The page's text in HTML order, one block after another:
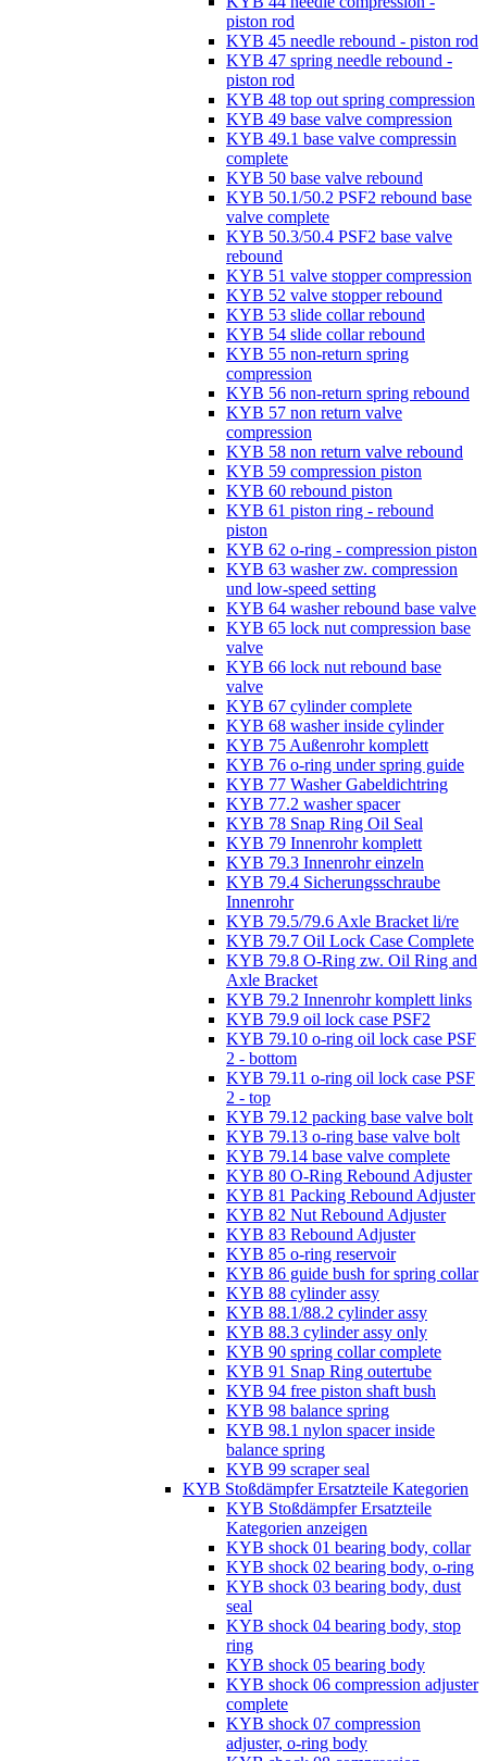
piston rod
KYB 45 needle rebound - piston rod
KYB 47 spring needle rebound -
piston rod
KYB 48 top out spring compression
KYB 49 base valve compression
KYB 49.1 base valve compressin
complete
KYB 50 base valve rebound
KYB 50.1/50.2 PSF2 rebound base
valve complete
KYB 50.3/50.4 PSF2 base valve
rebound
KYB 51 valve stopper compression
KYB 52 valve stopper rebound
KYB 53 slide collar rebound
KYB 54 slide collar rebound
KYB 55 non-return spring
compression
KYB 56 non-return spring rebound
KYB 57 non return valve
compression
KYB 58 non return valve rebound
KYB 59 compression piston
KYB 60 rebound piston
KYB 61 piston ring - rebound
piston
KYB 62 o-ring - compression piston
KYB 63 washer zw. compression
und low-speed setting
KYB 64 washer rebound base valve
KYB 65 lock nut compression base
valve
KYB 66 lock nut rebound base
valve
KYB 67 cylinder complete
KYB 68 washer inside cylinder
KYB 75 Außenrohr komplett
KYB 76 o-ring under spring guide
KYB 77 Washer Gabeldichtring
KYB 77.2 washer spacer
KYB 78 Snap Ring Oil Seal
KYB 79 Innenrohr komplett
KYB 79.3 Innenrohr einzeln
KYB 79.4 Sicherungsschraube
Innenrohr
KYB 79.5/79.6 Axle Bracket li/re
KYB 79.7 Oil Lock Case Complete
KYB 79.8 O-Ring zw. Oil Ring and
Axle Bracket
KYB 79.2 Innenrohr komplett links
KYB 79.9 oil lock case PSF2
KYB 79.10 o-ring oil lock case PSF
2 - bottom
KYB 79.11 o-ring oil lock case PSF
2 - top
KYB 79.12 packing base valve bolt
KYB 79.13 o-ring base valve bolt
KYB 79.14 base valve complete
KYB 80 O-Ring Rebound Adjuster
KYB 81 Packing Rebound Adjuster
KYB 82 Nut Rebound Adjuster
KYB 83 Rebound Adjuster
KYB 85 o-ring reservoir
KYB 86 guide bush for spring collar
KYB 88 cylinder assy
KYB 88.1/88.2 cylinder assy
KYB 88.3 cylinder assy only
KYB 90 spring collar complete
KYB 91 Snap Ring outertube
KYB 94 free piston shaft bush
KYB 98 balance spring
KYB 98.1 nylon spacer inside
balance spring
KYB 99 scraper seal
KYB Stoßdämpfer Ersatzteile Kategorien
KYB Stoßdämpfer Ersatzteile
Kategorien anzeigen
KYB shock 01 bearing body, collar
KYB shock 02 bearing body, o-ring
KYB shock 03 bearing body, dust
seal
KYB shock 04 bearing body, stop
ring
KYB shock 05 bearing body
KYB shock 06 compression adjuster
complete
KYB shock 07 compression
adjuster, o-ring body